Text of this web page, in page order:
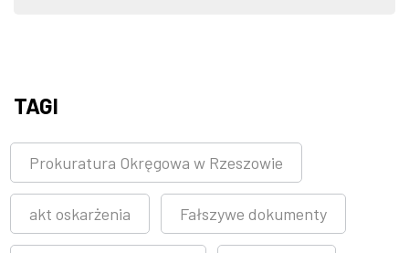
TAGI
Prokuratura Okręgowa w Rzeszowie
akt oskarżenia Fałszywe dokumenty